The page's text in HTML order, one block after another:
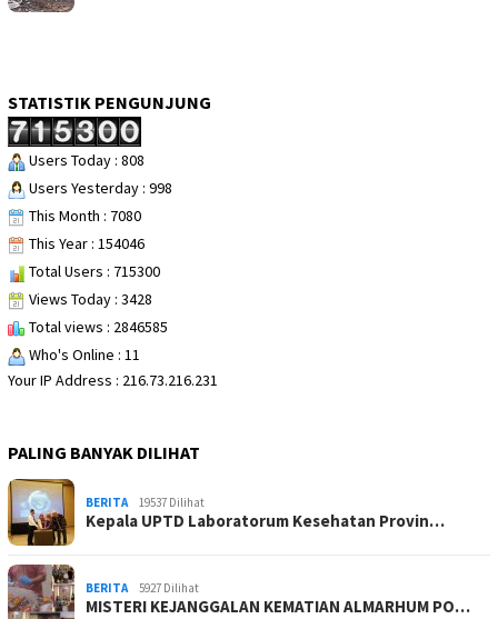
STATISTIK PENGUNJUNG
Users Today : 808
Users Yesterday : 998
This Month : 7080
This Year : 154046
Total Users : 715300
Views Today : 3428
Total views : 2846585
Who's Online : 11
Your IP Address : 216.73.216.231
PALING BANYAK DILIHAT
BERITA 19537 Dilihat
Kepala UPTD Laboratorum Kesehatan Provin…
BERITA 5927 Dilihat
MISTERI KEJANGGALAN KEMATIAN ALMARHUM PO…